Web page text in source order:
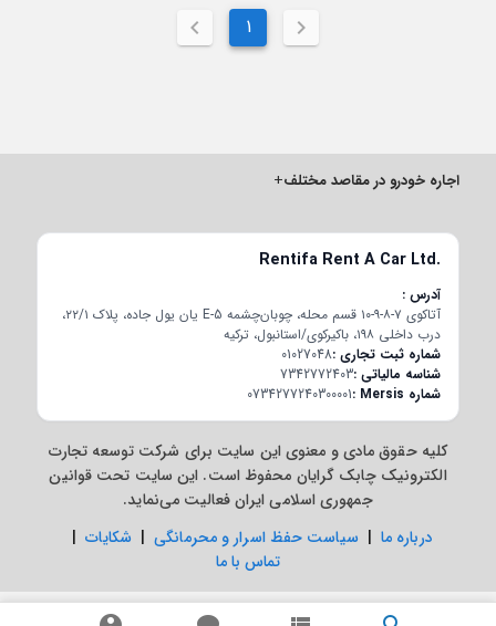
1
اجاره خودرو در مقاصد مختلف+
Rentifa Rent A Car Ltd.
آدرس
آتاکوی ۷-۸-۹-۱۰ قسم محله، چوبان‌چشمه E-5 یان یول جاده، پلاک ۲۲/۱،
درب داخلی ۱۹۸، باکیرکوی/استانبول، ترکیه
شماره ثبت تجاری01027048
شناسه مالیاتی7342772403
شماره Mersis
0734277240300001
کلیه حقوق مادی و معنوی این سایت برای شرکت توسعه تجارت
الکترونیک چابک گرایان محفوظ است. این سایت تحت قوانین
جمهوری اسلامی ایران فعالیت می‌نماید.
درباره ما | سیاست حفظ اسرار و محرمانگی | شکایات |
تماس با ما